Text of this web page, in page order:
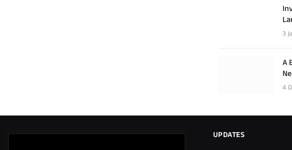
3
A
4
UPDATES